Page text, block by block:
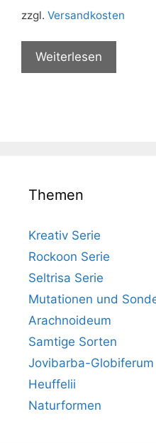
zzgl. Versandkosten
Weiterlesen
Themen
Kreativ Serie
Rockoon Serie
Seltrisa Serie
Mutationen und
Arachnoideum
Samtige Sorten
Jovibarba-Globiferum
Heuffelii
Naturformen